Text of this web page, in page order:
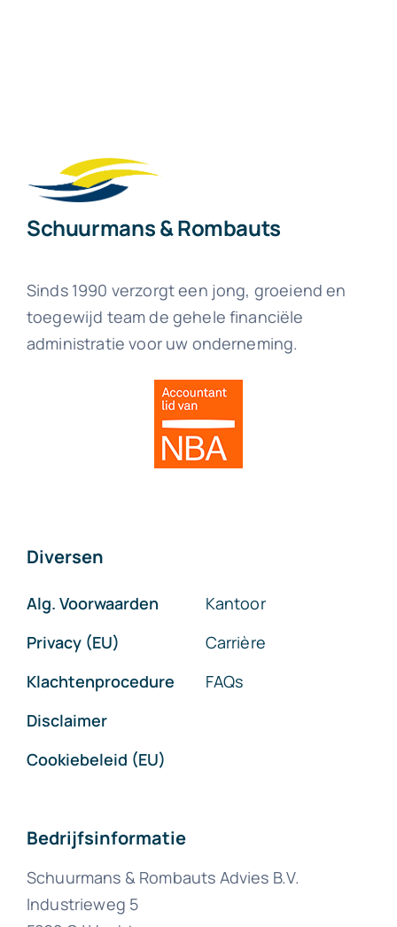
Schuurmans & Rombauts
Sinds 1990 verzorgt een jong, groeiend en
toegewijd team de gehele financiële
administratie voor uw onderneming.
Diversen
Alg. Voorwaarden
Privacy (EU)
Klachtenprocedure
Disclaimer
Cookiebeleid (EU)
Kantoor
Carrière
FAQs
Bedrijfsinformatie
Schuurmans & Rombauts Advies B.V.
Industrieweg 5